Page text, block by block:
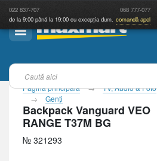
022 837-707 068 777-077
de la 9:00 până la 19:00 cu excepția dum. comandă apel
Pagina principală
TV, Audio & Foto
Genţi
Backpack Vanguard VEO
RANGE T37M BG
№ 321293